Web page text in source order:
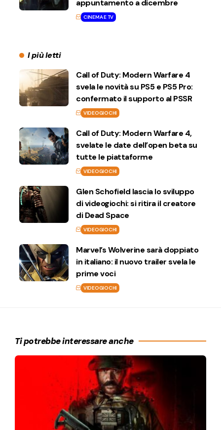
appuntamento a dicembre
CINEMA E TV
I più letti
Call of Duty: Modern Warfare 4
svela le novità su PS5 e PS5 Pro:
confermato il supporto al PSSR
VIDEOGIOCHI
Call of Duty: Modern Warfare 4,
svelate le date dell’open beta su
tutte le piattaforme
VIDEOGIOCHI
Glen Schofield lascia lo sviluppo
di videogiochi: si ritira il creatore
di Dead Space
VIDEOGIOCHI
Marvel’s Wolverine sarà doppiato
in italiano: il nuovo trailer svela le
prime voci
VIDEOGIOCHI
Ti potrebbe interessare anche